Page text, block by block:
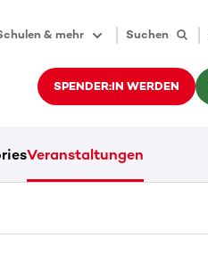
& mehr Suchen
SPENDER:IN WERDEN
Veranstaltungen